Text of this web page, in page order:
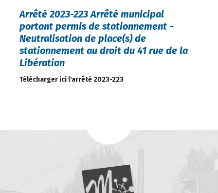
Arrêté 2023-223 Arrêté municipal
portant permis de stationnement -
Neutralisation de place(s) de
stationnement au droit du 41 rue de la
Libération
Télécharger ici l'arrêté 2023-223